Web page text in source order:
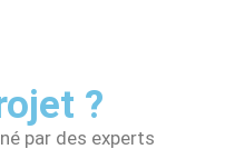
?
par des experts